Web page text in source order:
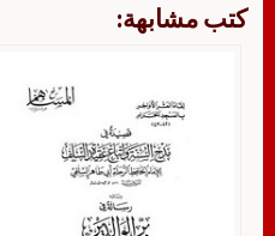
كتب مشابهة: